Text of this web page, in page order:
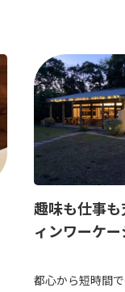
趣味も仕事
ィンワーケ
都心から短時間